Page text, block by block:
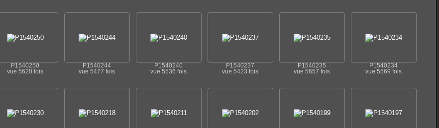
P1540250
vue 5620 fois
P1540244
vue 5477 fois
P1540240
vue 5536 fois
P1540237
vue 5423 fois
P1540235
vue 5657 fois
P1540234
vue 5569 fois